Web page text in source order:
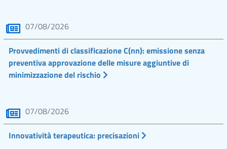
07/08/2026
Provvedimenti di classificazione C(nn): emissione senza
preventiva approvazione delle misure aggiuntive di
minimizzazione del rischio
07/08/2026
Innovatività terapeutica: precisazioni